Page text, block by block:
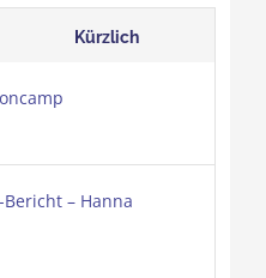
Kürzlich
– Hanna